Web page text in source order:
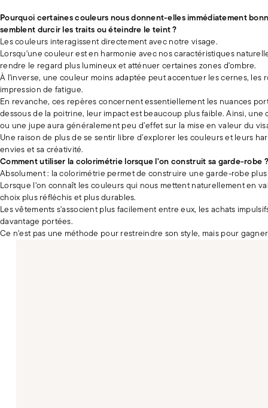
Pourquoi certaines couleurs nous donnent-elles immédiatement
semblent durcir les traits ou éteindre le teint ?
Les couleurs interagissent directement avec notre visage.
Lorsqu'une couleur est en harmonie avec nos caractéristiques
rendre le regard plus lumineux et atténuer certaines zones d'ombre.
À l'inverse, une couleur moins adaptée peut accentuer les cernes, les
impression de fatigue.
En revanche, ces repères concernent essentiellement les nuances
dessous de la poitrine, leur impact est beaucoup plus faible. Ainsi,
ou une jupe aura généralement peu d’effet sur la mise en valeur du
Une raison de plus de se sentir libre d’explorer les couleurs et leurs
envies et sa créativité.
Comment utiliser la colorimétrie lorsque l'on construit sa garde-robe ?
Absolument : la colorimétrie permet de construire une garde-robe
Lorsque l'on connaît les couleurs qui nous mettent naturellement en
choix plus réfléchis et plus durables.
Les vêtements s'associent plus facilement entre eux, les achats
davantage portées.
Ce n'est pas une méthode pour restreindre son style, mais pour